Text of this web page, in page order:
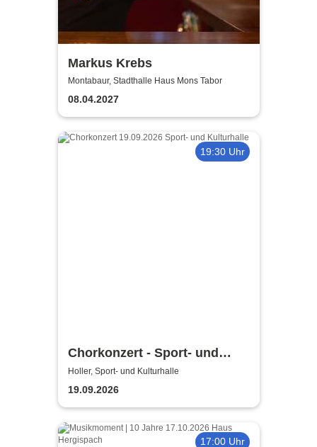
Markus Krebs
Montabaur, Stadthalle Haus Mons Tabor
08.04.2027
19:30 Uhr
Chorkonzert - Sport- und
Kulturhalle Holler
Holler, Sport- und Kulturhalle
19.09.2026
17:00 Uhr